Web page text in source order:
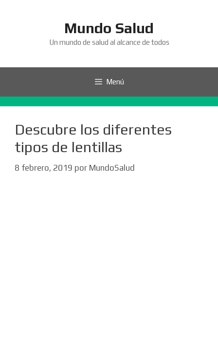
Mundo Salud
Un mundo de salud al alcance de todos
Menú
Descubre los diferentes
tipos de lentillas
8 febrero, 2019 por MundoSalud